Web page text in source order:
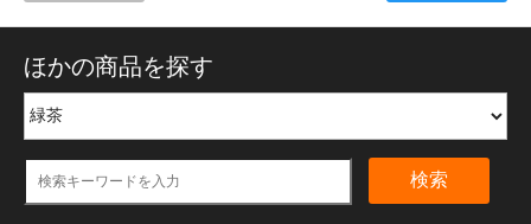
ほかの商品を探す
検索